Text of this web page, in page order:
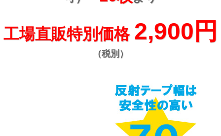
工場直販特別価格 2,900円
（税別）